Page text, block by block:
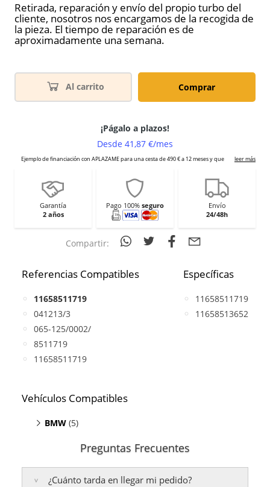
Retirada, reparación y envío del propio turbo del
cliente, nosotros nos encargamos de la recogida de
la pieza. El tiempo de reparación es de
aproximadamente una semana.
Al carrito Comprar
Garantía
2 años
Pago 100% seguro
Envío
24/48h
Compartir:
Referencias Compatibles
11658511719
041213/3
065-125/0002/
8511719
11658511719
Específicas
11658511719
11658513652
Vehículos Compatibles
BMW (5)
214d F46(motor B37C15U0)
216d F45(motor B37C15U0)
216d F46(motor B37C15U0)
Preguntas Frecuentes
¿Cuánto tarda en llegar mi pedido?